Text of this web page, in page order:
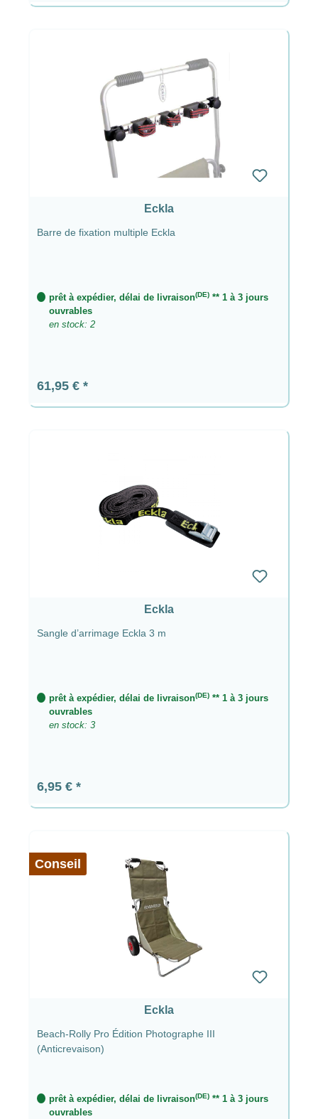
Eckla
Barre de fixation multiple Eckla
prêt à expédier, délai de livraison(DE) ** 1 à 3 jours
ouvrables
en stock: 2
Prix régulier :
61,95 €
Eckla
Sangle d’arrimage Eckla 3 m
prêt à expédier, délai de livraison(DE) ** 1 à 3 jours
ouvrables
en stock: 3
Prix régulier :
6,95 €
Conseil
Eckla
Beach-Rolly Pro Édition Photographe III
(Anticrevaison)
prêt à expédier, délai de livraison(DE) ** 1 à 3 jours
ouvrables